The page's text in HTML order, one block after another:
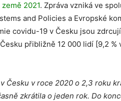
2021. Zpráva vzniká ve
and Policies a Evropské
covidu-19 v Česku jsou
přibližně 12 000 lidí [9,2 %
Česku v roce 2020 o 2,3 roku
zkrátila o jeden rok. Do